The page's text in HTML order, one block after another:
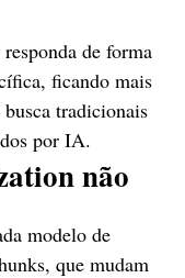
de forma
ficando mais
tradicionais
por IA.
não
modelo de
que mudam